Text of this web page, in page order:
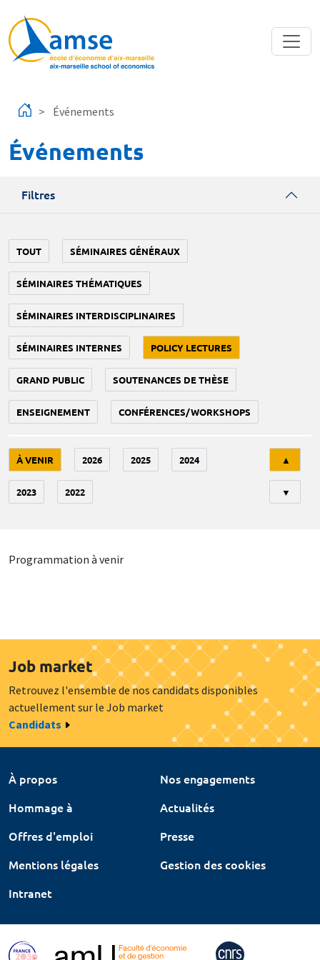
Événements
Événements
Filtres
TOUT SÉMINAIRES GÉNÉRAUX
SÉMINAIRES THÉMATIQUES
SÉMINAIRES INTERDISCIPLINAIRES
SÉMINAIRES INTERNES POLICY LECTURES
GRAND PUBLIC SOUTENANCES DE THÈSE
ENSEIGNEMENT CONFÉRENCES/WORKSHOPS
À VENIR 2026 2025 2024
2023 2022
▲
▼
Programmation à venir
Job market
Retrouvez l'ensemble de nos candidats disponibles
actuellement sur le Job market
Candidats
À propos
Nos engagements
Hommage à
Actualités
Offres d'emploi
Presse
Mentions légales
Gestion des cookies
Intranet